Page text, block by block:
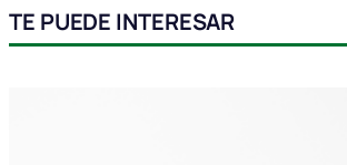
TE PUEDE INTERESAR